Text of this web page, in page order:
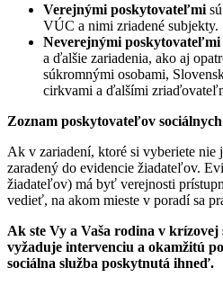
Verejnými poskytovateľmi
VÚC a nimi zriadené subjekty.
Neverejnými poskytovateľmi
a ďalšie zariadenia, ako aj
súkromnými osobami,
cirkvami a ďalšími
Zoznam poskytovateľov
Ak v zariadení, ktoré si vyberiete nie
zaradený do evidencie žiadateľov.
žiadateľov) má byť verejnosti
vedieť, na akom mieste v poradí sa
Ak ste Vy a Vaša rodina v
vyžaduje intervenciu a okamžitú
sociálna služba poskytnutá ihneď.